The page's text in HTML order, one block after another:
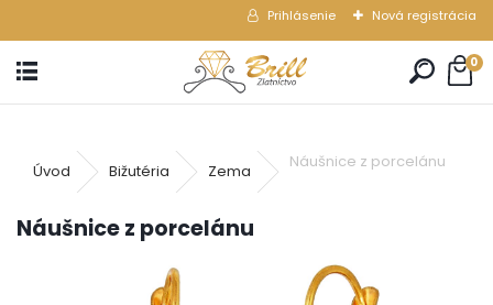
Prihlásenie Nová registrácia
0
Úvod Bižutéria Zema
Náušnice z porcelánu
Náušnice z porcelánu